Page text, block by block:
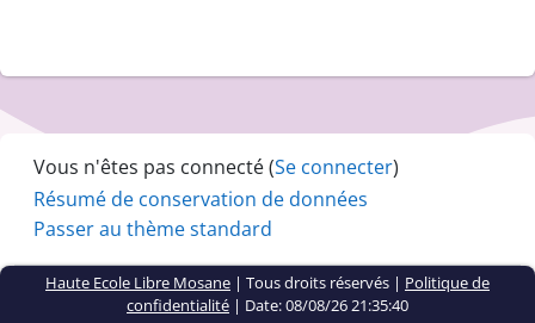
Vous n'êtes pas connecté (Se connecter)
Résumé de conservation de données
Passer au thème standard
Haute Ecole Libre Mosane | Tous droits réservés | Politique de
confidentialité | Date: 08/08/26 21:35:40